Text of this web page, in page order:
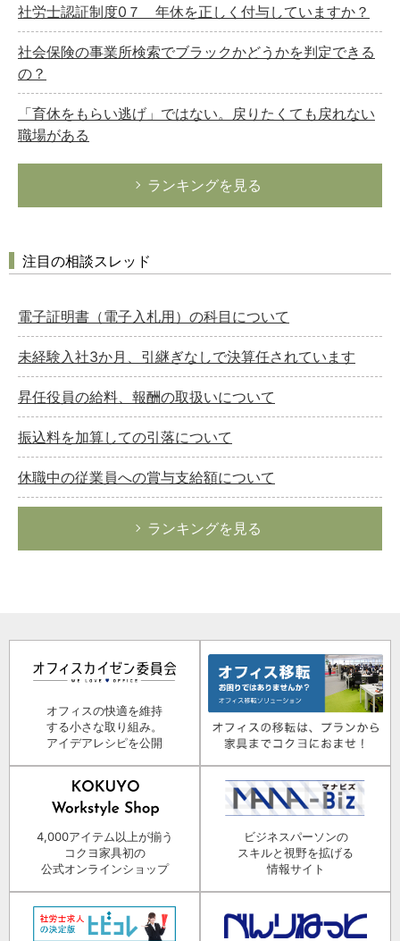
社労士認証制度0７ 年休を正しく付与していますか？
社会保険の事業所検索でブラックかどうかを判定できる
の？
「育休をもらい逃げ」ではない。戻りたくても戻れない
職場がある
ランキングを見る
注目の相談スレッド
電子証明書（電子入札用）の科目について
未経験入社3か月、引継ぎなしで決算任されています
昇任役員の給料、報酬の取扱いについて
振込料を加算しての引落について
休職中の従業員への賞与支給額について
ランキングを見る
オフィスの快適を維持
する小さな取り組み。
アイデアレシピを公開
4,000アイテム以上が揃う
コクヨ家具初の
公式オンラインショップ
ビジネスパーソンの
スキルと視野を拡げる
情報サイト